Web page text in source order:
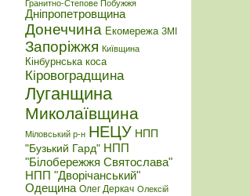
Гранитно-Степове Побужжя
Дніпропетровщина
Донеччина Екомережа ЗМІ
Запоріжжя Київщина
Кінбурнська коса
Кіровоградщина
Луганщина
Миколаївщина
Міловський р-н НЕЦУ НПП
"Бузький Гард" НПП
"Білобережжя Святослава"
НПП "Дворічанський"
Одещина Олег Деркач Олексій